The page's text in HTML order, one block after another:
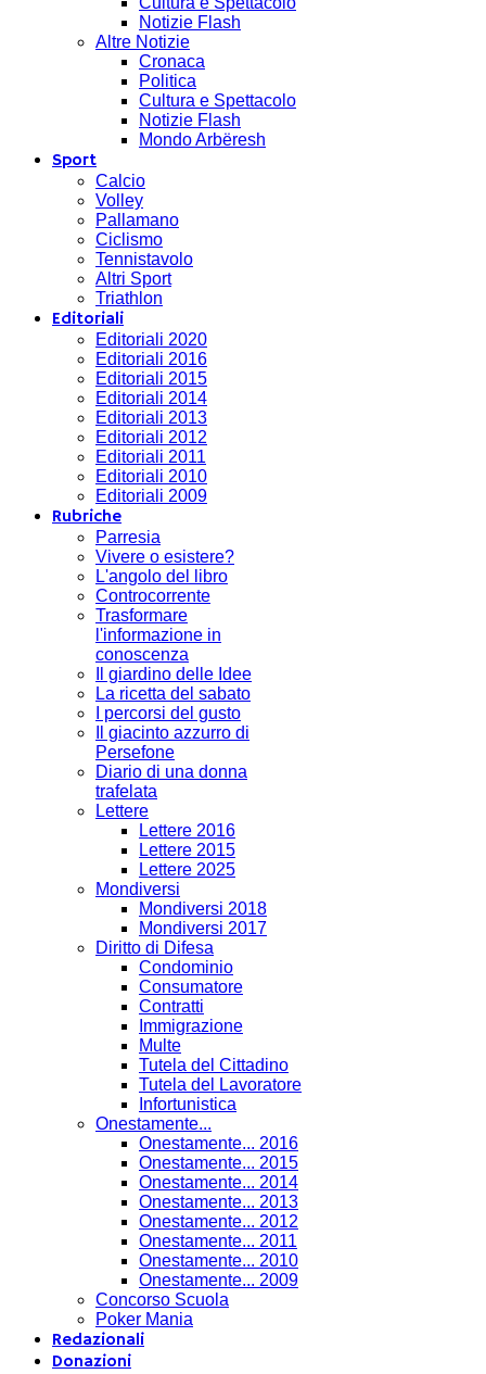
Notizie Flash
Altre Notizie
Cronaca
Politica
Cultura e Spettacolo
Notizie Flash
Mondo Arbëresh
Sport
Calcio
Volley
Pallamano
Ciclismo
Tennistavolo
Altri Sport
Triathlon
Editoriali
Editoriali 2020
Editoriali 2016
Editoriali 2015
Editoriali 2014
Editoriali 2013
Editoriali 2012
Editoriali 2011
Editoriali 2010
Editoriali 2009
Rubriche
Parresia
Vivere o esistere?
L'angolo del libro
Controcorrente
Trasformare
l'informazione in
conoscenza
Il giardino delle Idee
La ricetta del sabato
I percorsi del gusto
Il giacinto azzurro di
Persefone
Diario di una donna
trafelata
Lettere
Lettere 2016
Lettere 2015
Lettere 2025
Mondiversi
Mondiversi 2018
Mondiversi 2017
Diritto di Difesa
Condominio
Consumatore
Contratti
Immigrazione
Multe
Tutela del Cittadino
Tutela del Lavoratore
Infortunistica
Onestamente...
Onestamente... 2016
Onestamente... 2015
Onestamente... 2014
Onestamente... 2013
Onestamente... 2012
Onestamente... 2011
Onestamente... 2010
Onestamente... 2009
Concorso Scuola
Poker Mania
Redazionali
Donazioni